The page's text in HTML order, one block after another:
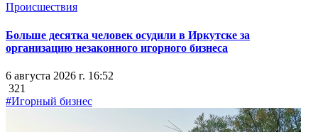
Происшествия
Больше десятка человек осудили в Иркутске за
организацию незаконного игорного бизнеса
6 августа 2026 г. 16:52
321
#Игорный бизнес